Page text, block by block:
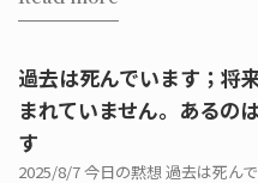
過去は死んでいます；将
まれていません。あるの
す
2025/8/7 今日の黙想 過去は死ん